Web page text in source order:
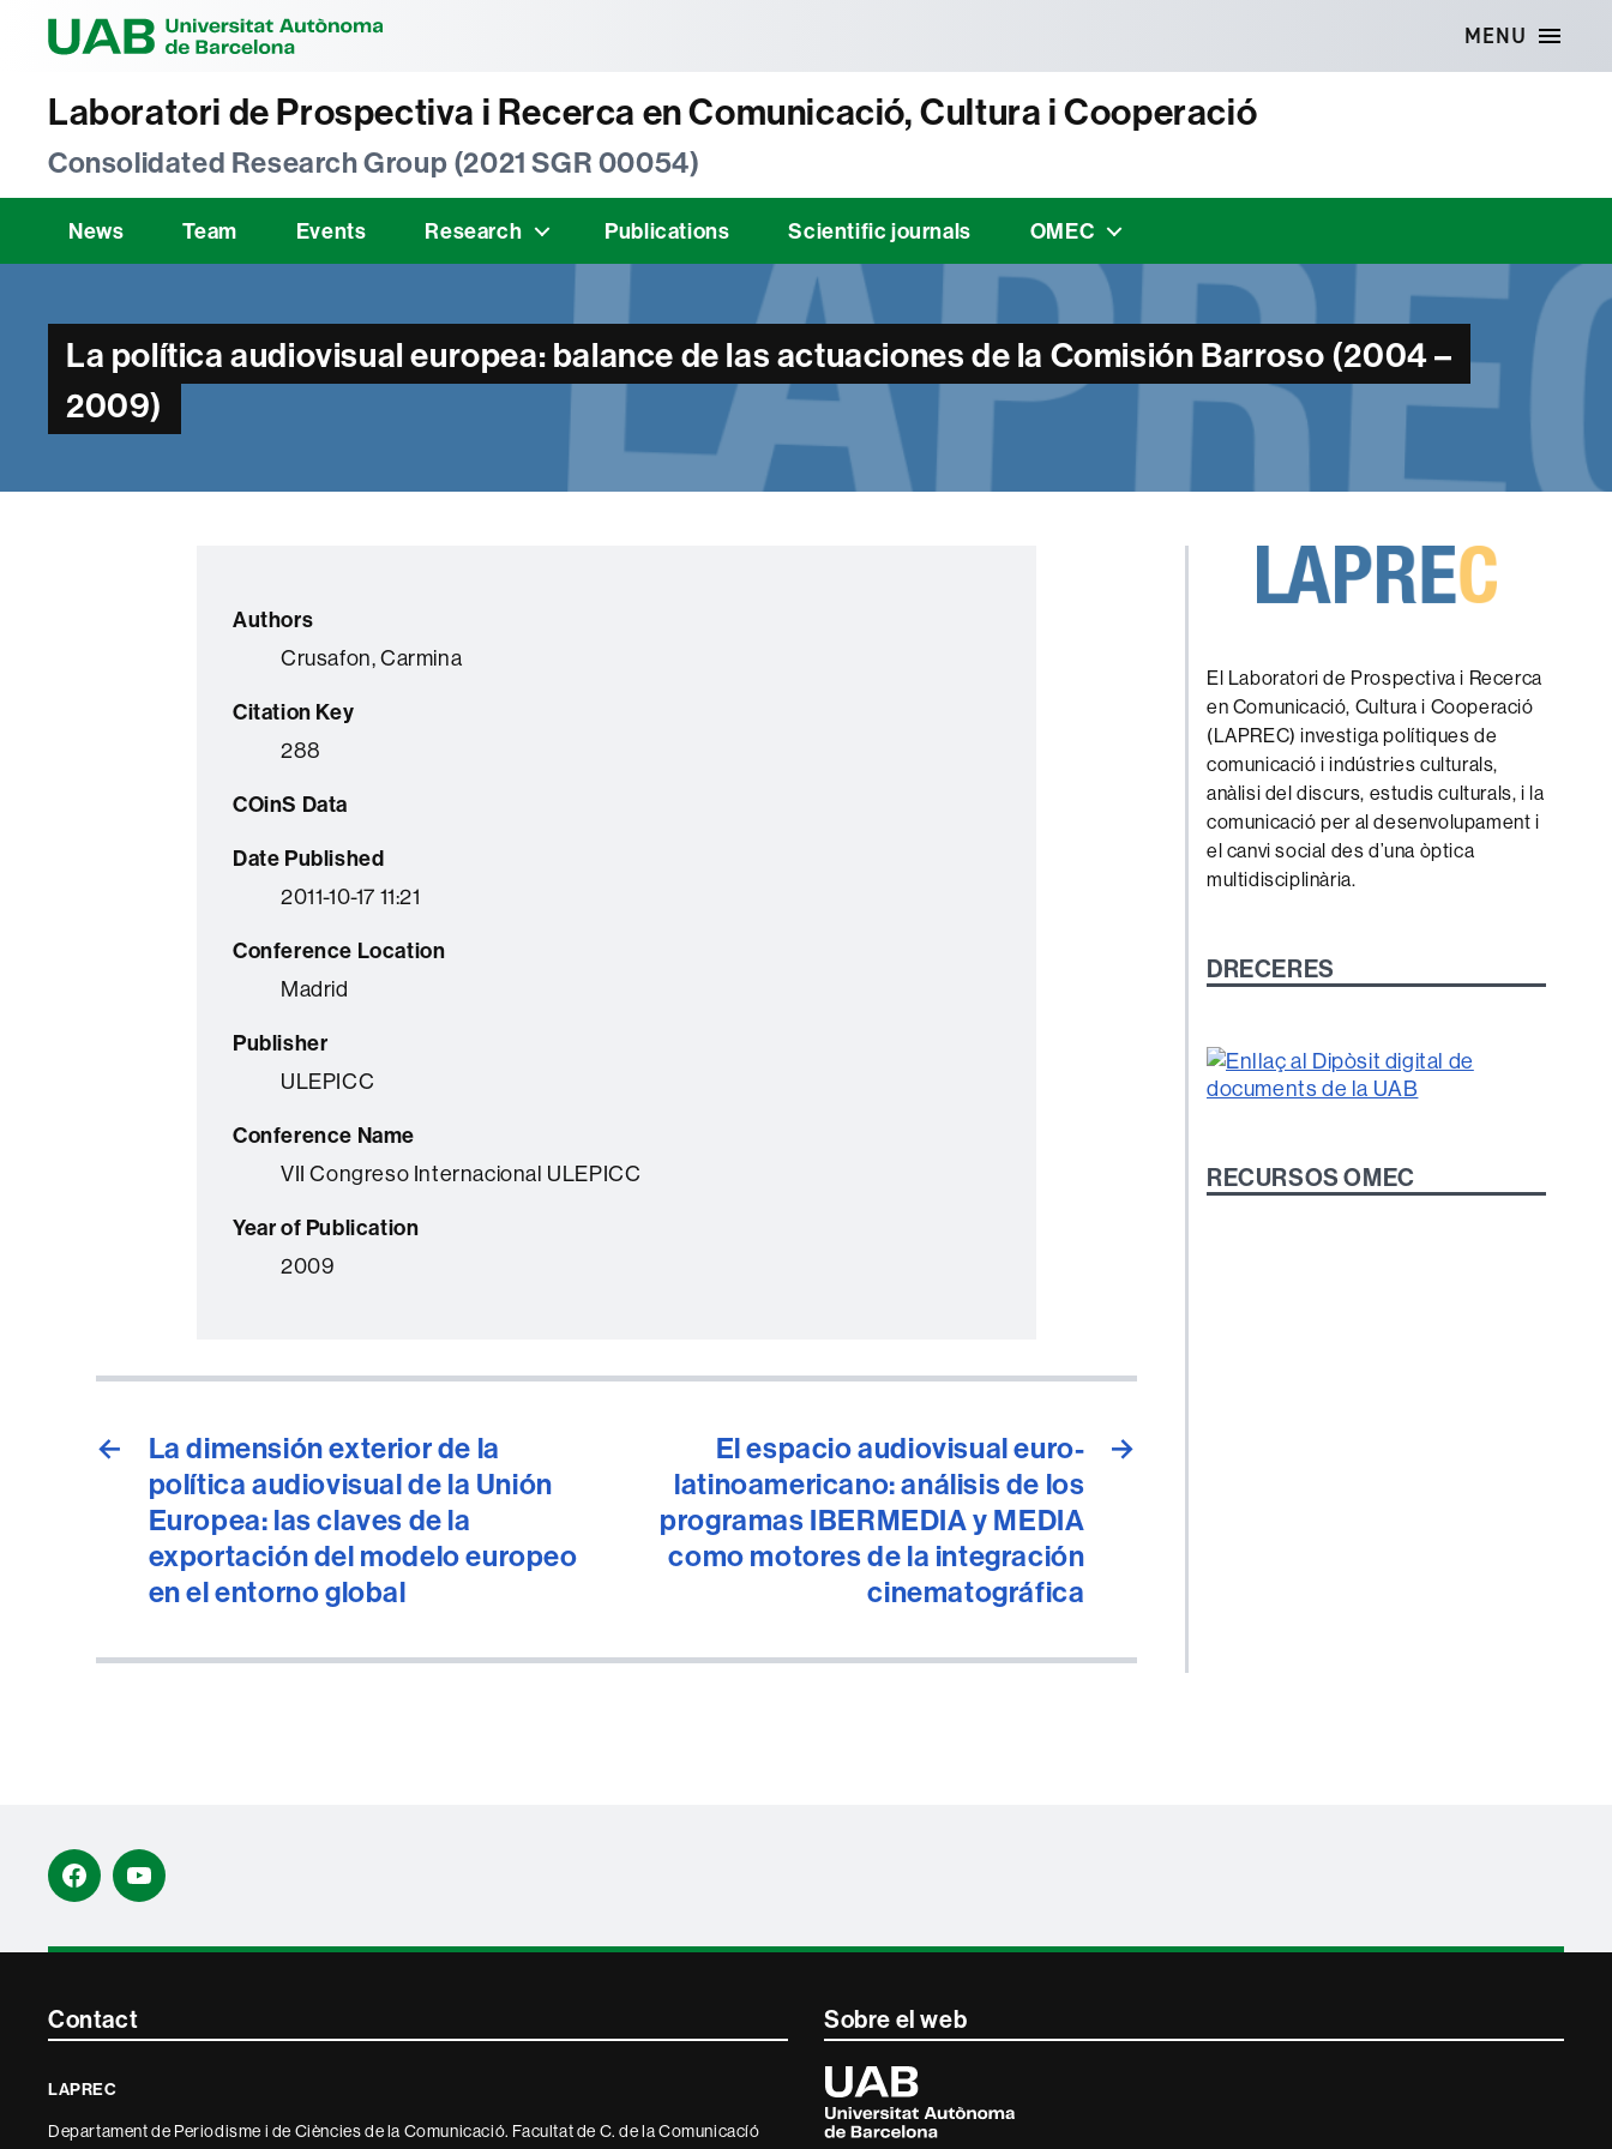
MENU
Laboratori de Prospectiva i Recerca en Comunicació, Cultura i Cooperació
Consolidated Research Group (2021 SGR 00054)
News Team Events Research Publications Scientific journals OMEC
La política audiovisual europea: balance de las actuaciones de la Comisión Barroso (2004 –
2009)
Authors
Crusafon, Carmina
Citation Key
288
COinS Data
Date Published
2011-10-17 11:21
Conference Location
Madrid
Publisher
ULEPICC
Conference Name
VII Congreso Internacional ULEPICC
Year of Publication
2009
←
La dimensión exterior de la
política audiovisual de la Unión
Europea: las claves de la
exportación del modelo europeo
en el entorno global
→
El espacio audiovisual euro-
latinoamericano: análisis de los
programas IBERMEDIA y MEDIA
como motores de la integración
cinematográfica
El Laboratori de Prospectiva i Recerca
en Comunicació, Cultura i Cooperació
(LAPREC) investiga polítiques de
comunicació i indústries culturals,
anàlisi del discurs, estudis culturals, i la
comunicació per al desenvolupament i
el canvi social des d’una òptica
multidisciplinària.
DRECERES
RECURSOS OMEC
FacebookYouTube
Contacte
informació
Contact
LAPREC
Departament de Periodisme i de Ciències de la Comunicació. Facultat de C. de la Comunicacíó
Sobre el web
Universitat
Autònoma
de
Barcelona